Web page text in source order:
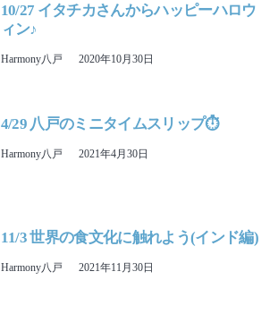
10/27 イタチカさんからハッピーハロウ
ィン♪
Harmony八戸 2020年10月30日
4/29 八戸のミニタイムスリップ⏱
Harmony八戸 2021年4月30日
11/3 世界の食文化に触れよう(インド編)
Harmony八戸 2021年11月30日